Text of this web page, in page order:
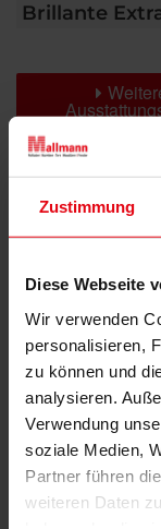
Zustimmung
Diese Webseite
Wir verwenden
personalisieren,
zu können und
analysieren.
Verwendung
soziale Medien,
Partner führen
weiteren Daten
Brillante
Das könnte